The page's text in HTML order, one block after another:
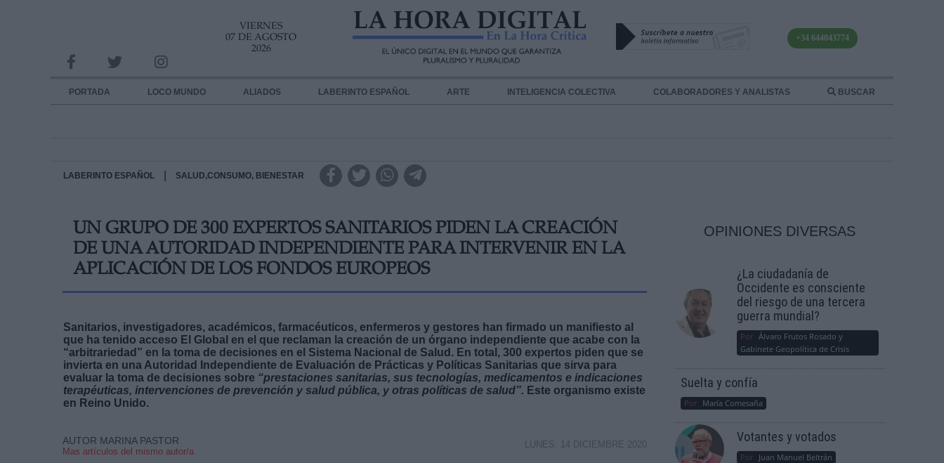
VIERNES
07 DE AGOSTO
2026
+34 644043774
PORTADA LOCO MUNDO ALIADOS LABERINTO ESPAÑOL ARTE INTELIGENCIA COLECTIVA COLABORADORES Y ANALISTAS BUSCAR
LABERINTO ESPAÑOL SALUD,CONSUMO, BIENESTAR
UN GRUPO DE 300 EXPERTOS SANITARIOS PIDEN LA CREACIÓN
DE UNA AUTORIDAD INDEPENDIENTE PARA INTERVENIR EN LA
APLICACIÓN DE LOS FONDOS EUROPEOS
Sanitarios, investigadores, académicos, farmacéuticos, enfermeros y gestores han firmado un manifiesto al
que ha tenido acceso El Global en el que reclaman la creación de un órgano independiente que acabe con la
“arbitrariedad” en la toma de decisiones en el Sistema Nacional de Salud. En total, 300 expertos piden que se
invierta en una Autoridad Independiente de Evaluación de Prácticas y Políticas Sanitarias que sirva para
evaluar la toma de decisiones sobre “prestaciones sanitarias, sus tecnologías, medicamentos e indicaciones
terapéuticas, intervenciones de prevención y salud pública, y otras políticas de salud”. Este organismo existe
en Reino Unido.
AUTOR MARINA PASTOR
Mas artículos del mismo autor/a
LUNES, 14 DICIEMBRE 2020
OPINIONES DIVERSAS
¿La ciudadanía de
Occidente es consciente
del riesgo de una tercera
guerra mundial?
Por Álvaro Frutos Rosado y
Gabinete Geopolítica de Crisis
Suelta y confía
Por María Comesaña
Votantes y votados
Por Juan Manuel Beltrán
INFORMACION SOBRE LA PROTECCIÓN DE TUS DATOS
Responsable:
Destinatarios:
link
Información adicional
link